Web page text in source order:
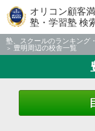
オリコン顧客
塾・学習塾 検
塾、スクールのランキング
豊明周辺の校舎一覧